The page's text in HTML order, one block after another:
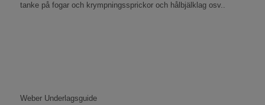
tanke på fogar och krympningssprickor och hålbjälklag osv..
Weber Underlagsguide